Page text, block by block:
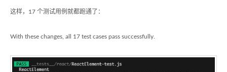
这样，17 个测试用例就都跑通了：
With these changes, all 17 test cases pass successfully.